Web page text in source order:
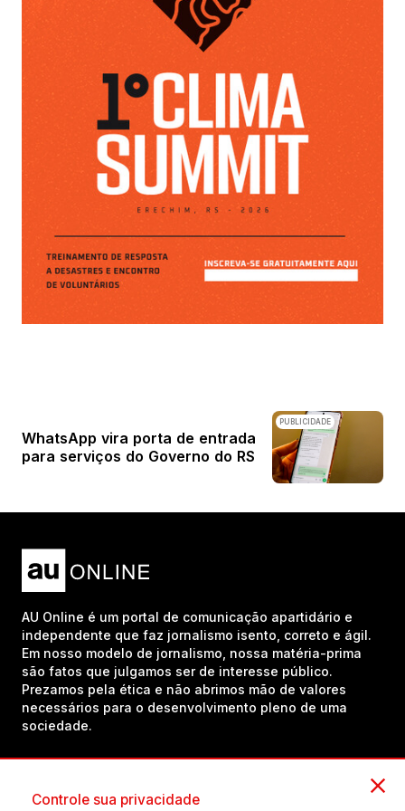
PUBLICIDADE
WhatsApp vira porta de entrada
para serviços do Governo do RS
AU Online é um portal de comunicação apartidário e
independente que faz jornalismo isento, correto e ágil.
Em nosso modelo de jornalismo, nossa matéria-prima
são fatos que julgamos ser de interesse público.
Prezamos pela ética e não abrimos mão de valores
necessários para o desenvolvimento pleno de uma
sociedade.
Controle sua privacidade